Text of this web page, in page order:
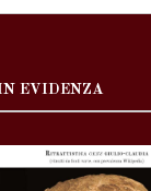
EVIDENZA